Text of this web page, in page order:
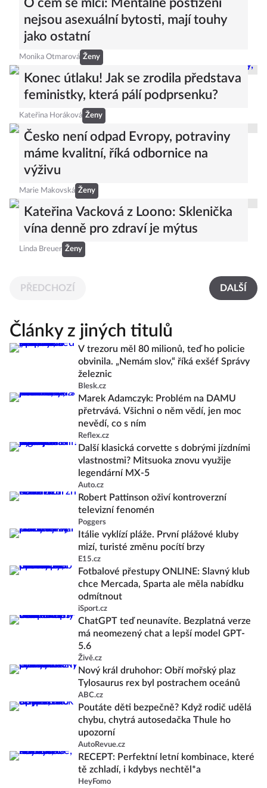
O čem se mlčí: Mentálně postižení
nejsou asexuální bytosti, mají touhy
jako ostatní
Monika Otmarová Ženy
Konec útlaku! Jak se zrodila představa
feministky, která pálí podprsenku?
Kateřina Horáková Ženy
Česko není odpad Evropy, potraviny
máme kvalitní, říká odbornice na
výživu
Marie Makovská Ženy
Kateřina Vacková z Loono: Sklenička
vína denně pro zdraví je mýtus
Linda Breuer Ženy
PŘEDCHOZÍ DALŠÍ
Články z jiných titulů
V trezoru měl 80 milionů, teď ho policie
obvinila. „Nemám slov,“ říká exšéf Správy
železnic
Blesk.cz
Marek Adamczyk: Problém na DAMU
přetrvává. Všichni o něm vědí, jen moc
nevědí, co s ním
Reflex.cz
Další klasická corvette s dobrými jízdními
vlastnostmi? Mitsuoka znovu využije
legendární MX-5
Auto.cz
Robert Pattinson oživí kontroverzní
televizní fenomén
Poggers
Itálie vyklízí pláže. První plážové kluby
mizí, turisté změnu pocítí brzy
E15.cz
Fotbalové přestupy ONLINE: Slavný klub
chce Mercada, Sparta ale měla nabídku
odmítnout
iSport.cz
ChatGPT teď neunavíte. Bezplatná verze
má neomezený chat a lepší model GPT-
5.6
Živě.cz
Nový král druhohor: Obří mořský plaz
Tylosaurus rex byl postrachem oceánů
ABC.cz
Poutáte děti bezpečně? Když rodič udělá
chybu, chytrá autosedačka Thule ho
upozorní
AutoRevue.cz
RECEPT: Perfektní letní kombinace, které
tě zchladí, i kdybys nechtěl*a
HeyFomo